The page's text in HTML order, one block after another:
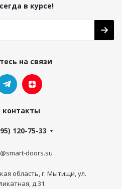
в курсе!
на связи
120-75-33
doors.su
область, г. Мытищи, ул.
д.31